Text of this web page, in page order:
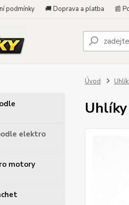
podmínky 🚚 Doprava a platba 📰
elektro
motory
Úvod